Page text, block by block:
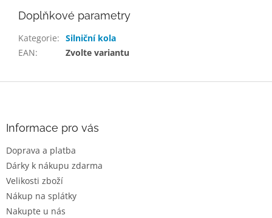
Doplňkové parametry
Kategorie: Silniční kola
EAN: Zvolte variantu
Informace pro vás
Doprava a platba
Dárky k nákupu zdarma
Velikosti zboží
Nákup na splátky
Nakupte u nás